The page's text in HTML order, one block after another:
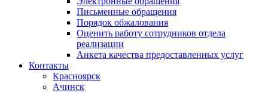
Письменные обращения
Порядок обжалования
Оценить работу сотрудников отдела
реализации
Анкета качества предоставленных услуг
Контакты
Красноярск
Ачинск